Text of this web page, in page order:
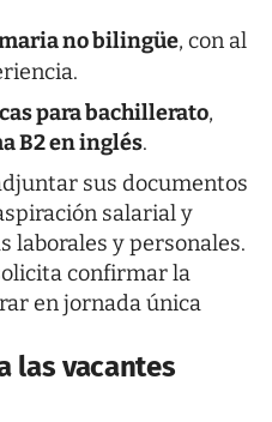
no bilingüe, con al
para bachillerato,
B2 en inglés.
sus documentos
salarial y
laborales y personales.
confirmar la
en jornada única
las vacantes